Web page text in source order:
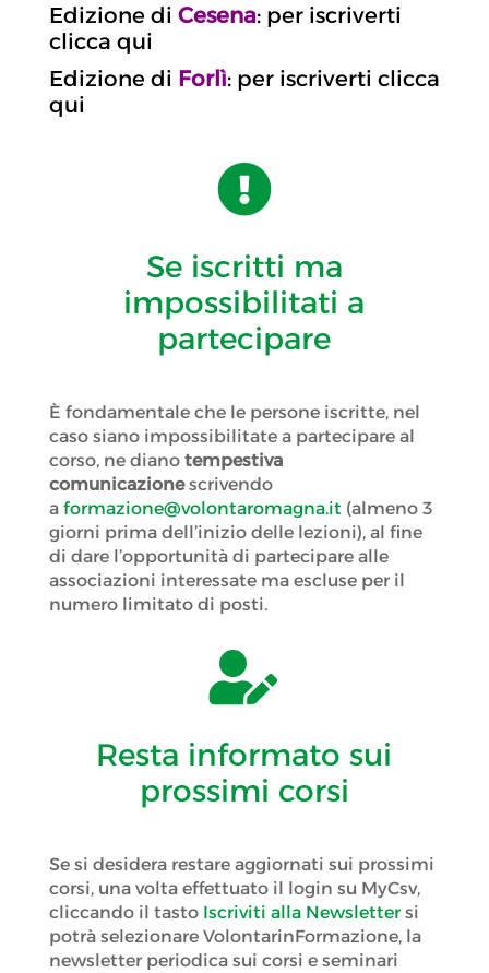
Edizione di Cesena: per iscriverti
clicca qui
Edizione di Forlì: per iscriverti clicca
qui

Se iscritti ma
impossibilitati a
partecipare
È fondamentale che le persone iscritte, nel
caso siano impossibilitate a partecipare al
corso, ne diano tempestiva
comunicazionescrivendo
a formazione@volontaromagna.it (almeno 3
giorni prima dell’inizio delle lezioni), al fine
di dare l’opportunità di partecipare alle
associazioni interessate ma escluse per il
numero limitato di posti.

Resta informato sui
prossimi corsi
Se si desidera restare aggiornati sui prossimi
corsi, una volta effettuato il login su MyCsv,
cliccando il tasto Iscriviti alla Newslettersi
potrà selezionare VolontarinFormazione, la
newsletter periodica sui corsi e seminari